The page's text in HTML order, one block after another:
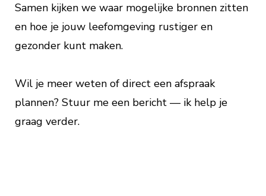
Samen kijken we waar mogelijke bronnen zitten
en hoe je jouw leefomgeving rustiger en
gezonder kunt maken.
Wil je meer weten of direct een afspraak
plannen? Stuur me een bericht — ik help je
graag verder.